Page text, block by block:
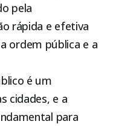
pela
rápida e efetiva
ordem pública e a
é um
cidades, e a
para